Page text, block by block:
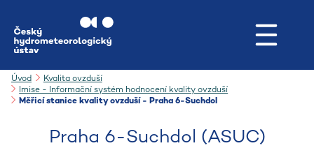
Úvod
Kvalita ovzduší
Imise - Informační systém hodnocení kvality ovzduší
Měřicí stanice kvality ovzduší - Praha 6-Suchdol
Praha 6-Suchdol (ASUC)